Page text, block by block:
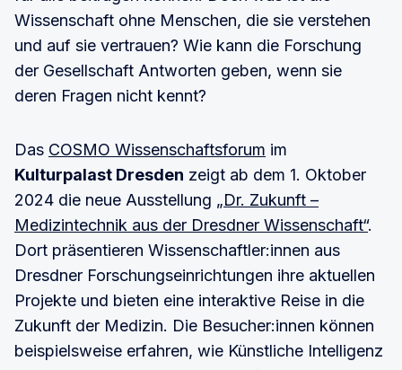
Wissenschaft ohne Menschen, die sie verstehen
und auf sie vertrauen? Wie kann die Forschung
der Gesellschaft Antworten geben, wenn sie
deren Fragen nicht kennt?
Das COSMO Wissenschaftsforum im
Kulturpalast Dresden zeigt ab dem 1. Oktober
2024 die neue Ausstellung „Dr. Zukunft –
Medizintechnik aus der Dresdner Wissenschaft“.
Dort präsentieren Wissenschaftler:innen aus
Dresdner Forschungseinrichtungen ihre aktuellen
Projekte und bieten eine interaktive Reise in die
Zukunft der Medizin. Die Besucher:innen können
beispielsweise erfahren, wie Künstliche Intelligenz